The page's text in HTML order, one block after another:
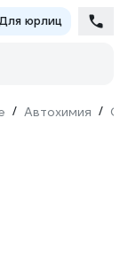
юрлиц
/ Автохимия /